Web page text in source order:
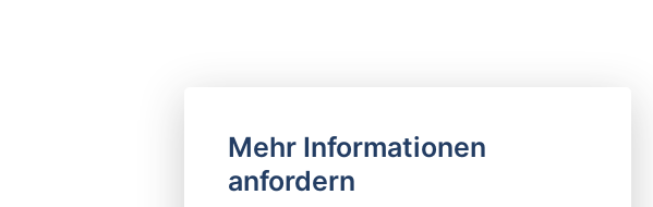
Mehr Informationen
anfordern